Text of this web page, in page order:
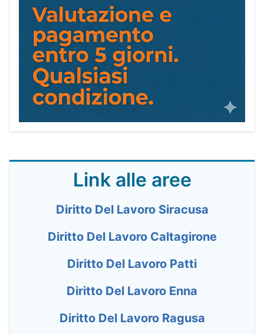
Link alle aree
Diritto Del Lavoro Siracusa
Diritto Del Lavoro Caltagirone
Diritto Del Lavoro Patti
Diritto Del Lavoro Enna
Diritto Del Lavoro Ragusa